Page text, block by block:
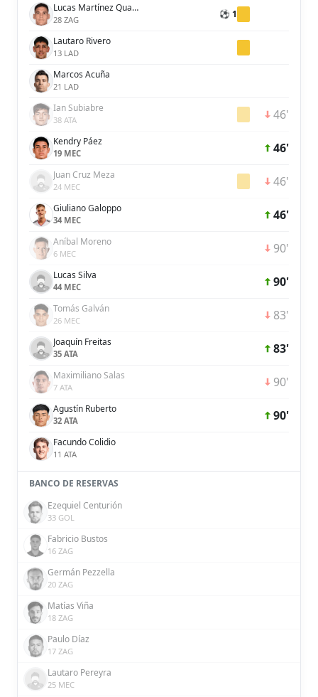
Lucas Martínez Quarta
28 ZAG ⚽ 1
Lautaro Rivero
13 LAD
Marcos Acuña
21 LAD
Ian Subiabre
38 ATA 46'
Kendry Páez
19 MEC 46'
Juan Cruz Meza
24 MEC 46'
Giuliano Galoppo
34 MEC 46'
Aníbal Moreno
6 MEC 90'
Lucas Silva
44 MEC 90'
Tomás Galván
26 MEC 83'
Joaquín Freitas
35 ATA 83'
Maximiliano Salas
7 ATA 90'
Agustín Ruberto
32 ATA 90'
Facundo Colidio
11 ATA
BANCO DE RESERVAS
Ezequiel Centurión
33 GOL
Fabricio Bustos
16 ZAG
Germán Pezzella
20 ZAG
Matías Viña
18 ZAG
Paulo Díaz
17 ZAG
Lautaro Pereyra
25 MEC